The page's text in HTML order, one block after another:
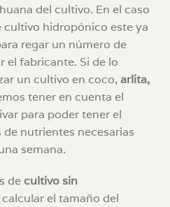
del cultivo. En el caso
hidropónico este ya
regar un número de
el fabricante. Si de lo
un cultivo en coco, arlita,
tener en cuenta el
para poder tener el
nutrientes necesarias
semana.
decultivo sin
el tamaño del